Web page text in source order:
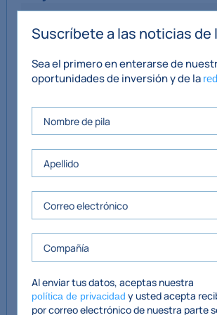
Cocina 3,7 mx
Utilidad
Baño familiar 2,5
Recamara principal
En suite 2,5
Suscríbete a las noticias de
Sea el primero en enterarse de
oportunidades de inversión y de la red
Al enviar tus datos, aceptas nuestra
política de privacidad y usted acepta
por correo electrónico de nuestra parte